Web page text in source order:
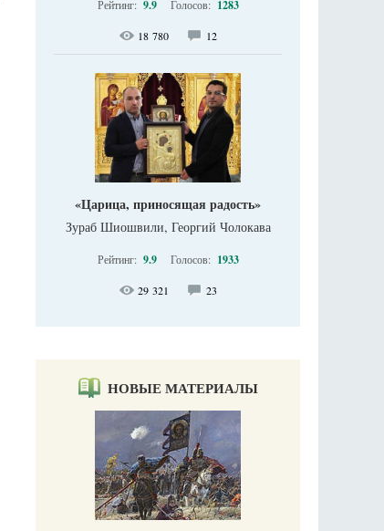
Рейтинг: 9.9 Голосов: 1283
18 780 12
«Царица, приносящая радость»
Зураб Шиошвили, Георгий Чолокава
Рейтинг: 9.9 Голосов: 1933
29 321 23
НОВЫЕ МАТЕРИАЛЫ